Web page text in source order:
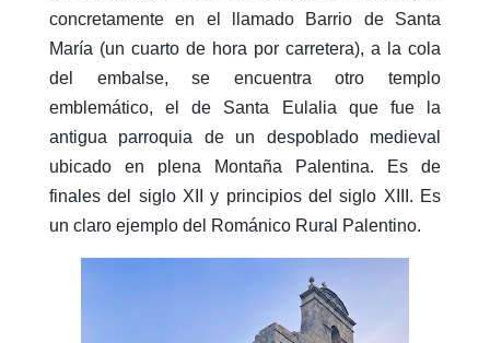
concretamente en el llamado Barrio de Santa
María (un cuarto de hora por carretera), a la cola
del embalse, se encuentra otro templo
emblemático, el de Santa Eulalia que fue la
antigua parroquia de un despoblado medieval
ubicado en plena Montaña Palentina. Es de
finales del siglo XII y principios del siglo XIII. Es
un claro ejemplo del Románico Rural Palentino.